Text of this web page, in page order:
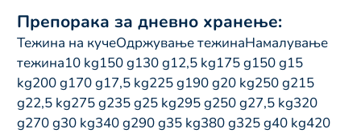
Препорака за дневно хранење:
Тежина на кучеОдржување тежинаНамалување
тежина10 kg150 g130 g12,5 kg175 g150 g15
kg200 g170 g17,5 kg225 g190 g20 kg250 g215
g22,5 kg275 g235 g25 kg295 g250 g27,5 kg320
g270 g30 kg340 g290 g35 kg380 g325 g40 kg420